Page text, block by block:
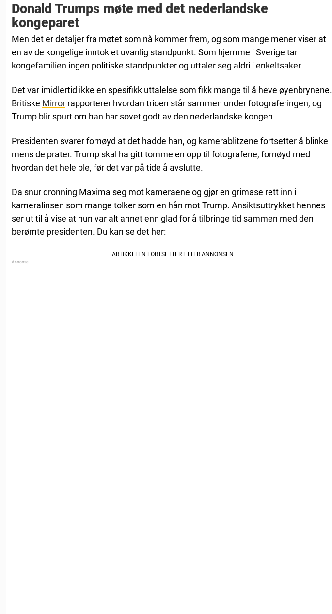
Donald Trumps møte med det nederlandske
kongeparet
Men det er detaljer fra møtet som nå kommer frem, og som mange mener viser at
en av de kongelige inntok et uvanlig standpunkt. Som hjemme i Sverige tar
kongefamilien ingen politiske standpunkter og uttaler seg aldri i enkeltsaker.
Det var imidlertid ikke en spesifikk uttalelse som fikk mange til å heve øyenbrynene.
Britiske Mirror rapporterer hvordan trioen står sammen under fotograferingen, og
Trump blir spurt om han har sovet godt av den nederlandske kongen.
Presidenten svarer fornøyd at det hadde han, og kamerablitzene fortsetter å blinke
mens de prater. Trump skal ha gitt tommelen opp til fotografene, fornøyd med
hvordan det hele ble, før det var på tide å avslutte.
Da snur dronning Maxima seg mot kameraene og gjør en grimase rett inn i
kameralinsen som mange tolker som en hån mot Trump. Ansiktsuttrykket hennes
ser ut til å vise at hun var alt annet enn glad for å tilbringe tid sammen med den
berømte presidenten. Du kan se det her: